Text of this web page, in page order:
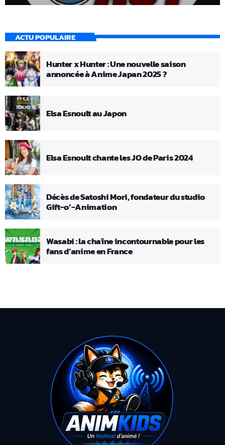
ACTU POPULAIRE
Hunter x Hunter : Une nouvelle saison
annoncée à Anime Japan 2025 ?
Elsa Esnoult au Japon
Elsa Esnoult chante les JO de Paris 2024
Décès de Satoshi Mori, fondateur du studio
Gift-o’-Animation
Wasabi : la chaîne incontournable pour les
fans d’anime en France